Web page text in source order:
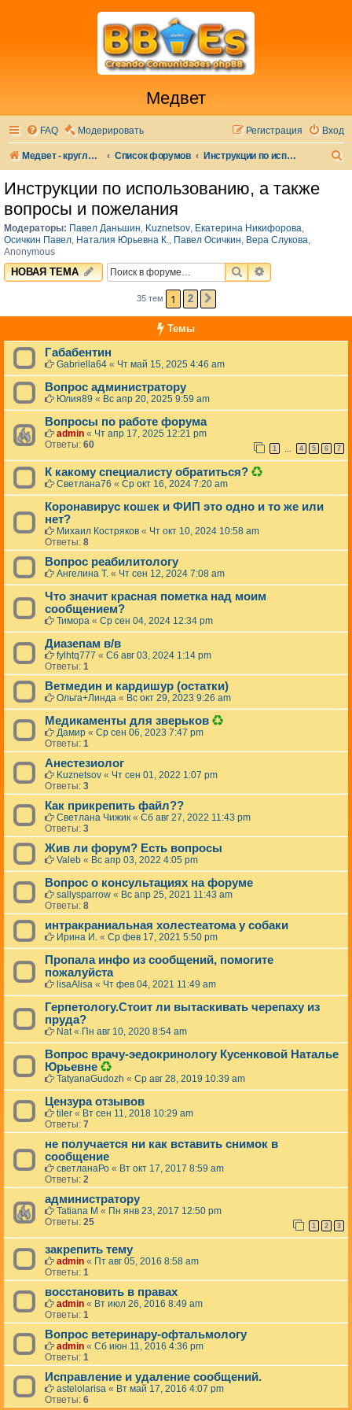
Медвет
FAQ Модерировать Вход
Регистрация
Медвет - круглосуточная ветеринарная клиника в Москве Список форумов Инструкции по использованию, а также вопросы и пожелания
Инструкции по использованию, а также
вопросы и пожелания
Модераторы: Павел Даньшин, Kuznetsov, Екатерина Никифорова,
Осичкин Павел, Наталия Юрьевна К., Павел Осичкин, Вера Слукова,
Anonymous
НОВАЯ ТЕМА ПОИСКРАСШИРЕННЫЙ
35 тем 1 2
Темы
Габабентин
Gabriella64 « Чт май 15, 2025 4:46 am
Вопрос администратору
Юлия89 « Вс апр 20, 2025 9:59 am
Вопросы по работе форума
admin « Чт апр 17, 2025 12:21 pm
Ответы: 60 1 … 4 5 6 7
К какому специалисту обратиться?
н
н
е
ы
л
д
Светлана76 « Ср окт 16, 2024 7:20 am
Коронавирус кошек и ФИП это одно и то же или
нет?
Михаил Костряков « Чт окт 10, 2024 10:58 am
Ответы: 8
Вопрос реабилитологу
Ангелина Т. « Чт сен 12, 2024 7:08 am
Что значит красная пометка над моим
сообщением?
Тимора « Ср сен 04, 2024 12:34 pm
Диазепам в/в
fylhtq777 « Сб авг 03, 2024 1:14 pm
Ответы: 1
Ветмедин и кардишур (остатки)
Ольга+Линда « Вс окт 29, 2023 9:26 am
Медикаменты для зверьков
н
е
а
ы
у
д
а
е
н
.
Дамир « Ср сен 06, 2023 7:47 pm
Ответы: 1
Анестезиолог
Kuznetsov « Чт сен 01, 2022 1:07 pm
Ответы: 3
Как прикрепить файл??
Светлана Чижик « Сб авг 27, 2022 11:43 pm
Ответы: 3
Жив ли форум? Есть вопросы
Valeb « Вс апр 03, 2022 4:05 pm
Вопрос о консультациях на форуме
sallysparrow « Вс апр 25, 2021 11:43 am
Ответы: 8
интракраниальная холестеатома у собаки
Ирина И. « Ср фев 17, 2021 5:50 pm
Пропала инфо из сообщений, помогите
пожалуйста
lisaAlisa « Чт фев 04, 2021 11:49 am
Герпетологу.Стоит ли вытаскивать черепаху из
пруда?
Nat« Пн авг 10, 2020 8:54 am
Вопрос врачу-эедокринологу Кусенковой Наталье
Юрьевне
а
н
н
а
т
е
а
ы
л
а
а
л
е
.
TatyanaGudozh « Ср авг 28, 2019 10:39 am
Цензура отзывов
tiler « Вт сен 11, 2018 10:29 am
Ответы: 7
не получается ни как вставить снимок в
сообщение
светланаРо « Вт окт 17, 2017 8:59 am
Ответы: 2
администратору
Tatiana M « Пн янв 23, 2017 12:50 pm
Ответы: 25 1 2 3
закрепить тему
admin « Пт авг 05, 2016 8:58 am
Ответы: 1
восстановить в правах
admin « Вт июл 26, 2016 8:49 am
Ответы: 1
Вопрос ветеринару-офтальмологу
admin « Сб июн 11, 2016 4:36 pm
Ответы: 1
Исправление и удаление сообщений.
astelolarisa « Вт май 17, 2016 4:07 pm
Ответы: 6